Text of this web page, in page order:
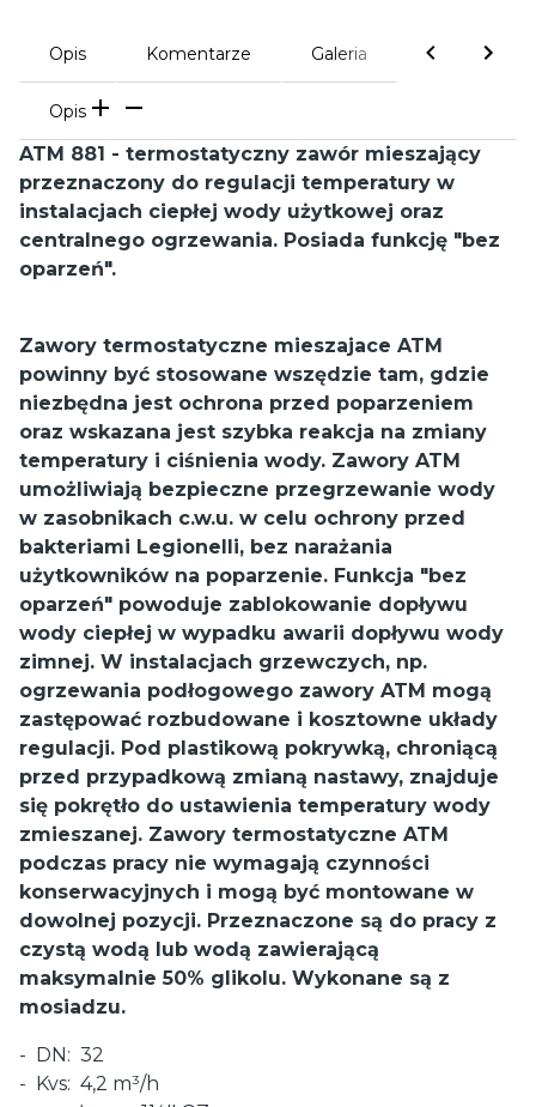
Opis Komentarze Galeria
Opis
ATM 881 - termostatyczny zawór mieszający
przeznaczony do regulacji temperatury w
instalacjach ciepłej wody użytkowej oraz
centralnego ogrzewania. Posiada funkcję "bez
oparzeń".
Zawory termostatyczne mieszajace ATM
powinny być stosowane wszędzie tam, gdzie
niezbędna jest ochrona przed poparzeniem
oraz wskazana jest szybka reakcja na zmiany
temperatury i ciśnienia wody. Zawory ATM
umożliwiają bezpieczne przegrzewanie wody
w zasobnikach c.w.u. w celu ochrony przed
bakteriami Legionelli, bez narażania
użytkowników na poparzenie. Funkcja "bez
oparzeń" powoduje zablokowanie dopływu
wody ciepłej w wypadku awarii dopływu wody
zimnej. W instalacjach grzewczych, np.
ogrzewania podłogowego zawory ATM mogą
zastępować rozbudowane i kosztowne układy
regulacji. Pod plastikową pokrywką, chroniącą
przed przypadkową zmianą nastawy, znajduje
się pokrętło do ustawienia temperatury wody
zmieszanej. Zawory termostatyczne ATM
podczas pracy nie wymagają czynności
konserwacyjnych i mogą być montowane w
dowolnej pozycji. Przeznaczone są do pracy z
czystą wodą lub wodą zawierającą
maksymalnie 50% glikolu. Wykonane są z
mosiadzu.
- DN: 32
- Kvs: 4,2 m³/h